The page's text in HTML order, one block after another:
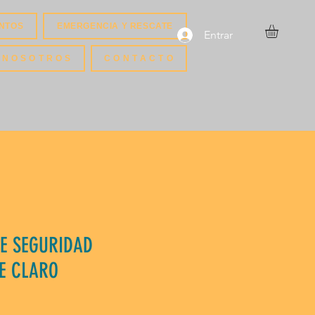
Entrar
EMERGENCIA Y RESCATE
N O S O T R O S C O N T A C T O
SEGURIDAD
CLARO